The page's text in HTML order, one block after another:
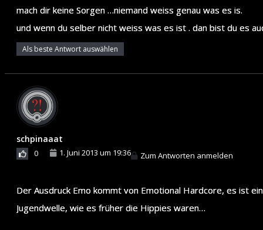
mach dir keine Sorgen …niemand weiss genau was es is.
und wenn du selber nicht weiss was es ist . dan bist du es
Als beste Antwort auswählen
schpinaaat
0 1. Juni 2013 um 19:36 Zum Antworten anmelden
Der Ausdruck Emo kommt von Emotional Hardcore, es ist
Jugendwelle, wie es früher die Hippies waren…